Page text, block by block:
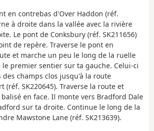
en contrebas d'Over Haddon (réf.
à droite dans la vallée avec la rivière
Le pont de Conksbury (réf. SK211656)
de repère. Traverse le pont en
et marche un peu le long de la ruelle
premier sentier sur ta gauche. Celui-ci
des champs clos jusqu'à la route
(réf. SK220645). Traverse la route et
en face. Il monte vers Bradford Dale
sur ta droite. Continue le long de la
Mawstone Lane (réf. SK213639).